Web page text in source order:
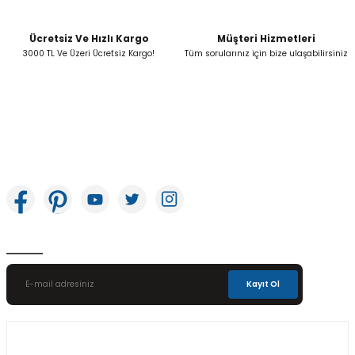
Gönder
Ücretsiz Ve Hızlı Kargo
3000 TL Ve Üzeri Ücretsiz Kargo!
Müşteri Hizmetleri
Tüm sorularınız için bize ulaşabilirsiniz
Kayıt Ol